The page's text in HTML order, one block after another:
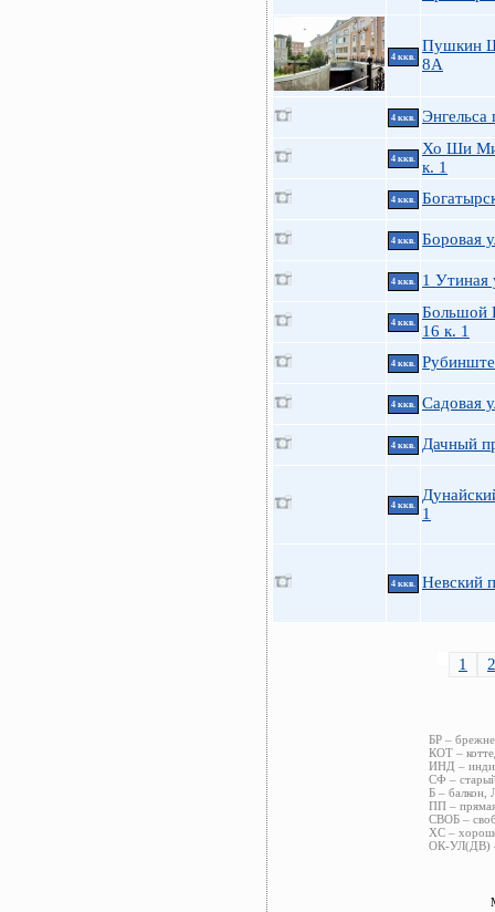
4 ккв.
Пушкин
8А
4 ккв. Энгельса
4 ккв.
Хо Ши
к. 1
4 ккв.
4 ккв. Боровая
4 ккв. 1 Утиная
4 ккв.
Большой
16 к. 1
4 ккв.
4 ккв. Садовая
4 ккв. Дачный
4 ккв.
1
4 ккв. Невский
1 2
БР –
КОТ –
ИНД –
СФ –
Б – балкон,
ПП –
СВОБ –
ХС –
ОК-УЛ(ДВ)